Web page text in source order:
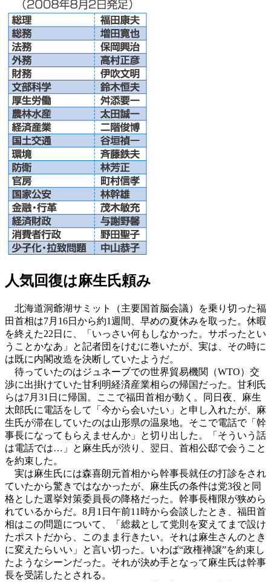
人気回復は麻生氏頼み
北海道洞爺湖サミット（主要国首脳会議）を乗り切った福
田首相は7月16日から約1週間、早めの夏休みを取った。休暇
を終えた22日に、「いっさい何もしなかった。サボったとい
うことかなあ」と記者団をけむに巻いたが、実は、その時に
は既に内閣改造を決断していたようだ。
待っていたのはジュネーブでの世界貿易機関（WTO）交
渉に出掛けていた甘利明経済産業相らの帰国だった。甘利氏
らは7月31日に帰国。ここで福田首相が動く。同日夜、麻生
太郎氏に電話をして「今から会いたい」と申し入れたが、麻
生氏が滞在していたのは山形県の温泉地。そこで電話で「幹
事長になってもらえませんか」と切り出した。「そういう話
は電話では…」と麻生氏が渋り、翌日、首相公邸で会うこと
を約束した。
実は麻生氏には森喜朗元首相から幹事長就任の打診をされ
ていたから驚きではなかったが、麻生氏の条件は党3役と同
格とした選挙対策委員長の降格だった。幹事長権限が狭めら
れているからだ。8月1日午前11時から会談したとき、福田首
相はこの問題について、「総裁として党則を変えてまで設け
たポストだから、このまま行きたい。それは麻生さんのとき
に変えたらいい」と言い切った。いわば“政権禅譲”を約束し
たようなシーンだった。それが決め手となって麻生氏は幹事
長を受諾したとされる。